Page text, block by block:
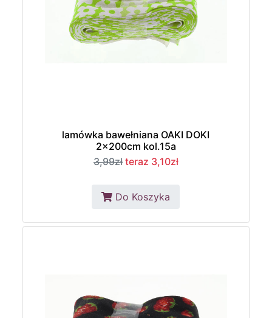
lamówka bawełniana OAKI DOKI
2x200cm kol.15a
3,99zł teraz 3,10zł
Do Koszyka